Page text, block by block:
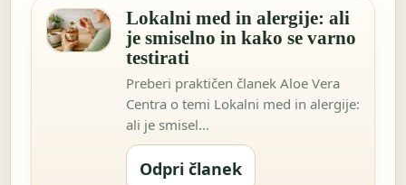
Lokalni med in alergije: ali
je smiselno in kako se varno
testirati
Preberi praktičen članek Aloe Vera
Centra o temi Lokalni med in alergije:
ali je smisel…
Odpri članek